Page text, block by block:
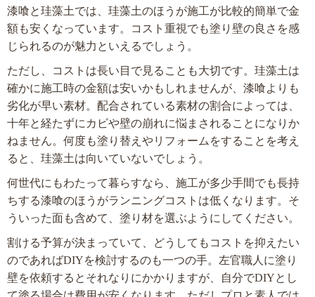
漆喰と珪藻土では、珪藻土のほうが施工が比較的簡単で金
額も安くなっています。コスト重視でも塗り壁の良さを感
じられるのが魅力といえるでしょう。
ただし、コストは長い目で見ることも大切です。珪藻土は
確かに施工時の金額は安いかもしれませんが、漆喰よりも
劣化が早い素材。配合されている素材の割合によっては、
十年と経たずにカビや壁の崩れに悩まされることになりか
ねません。何度も塗り替えやリフォームをすることを考え
ると、珪藻土は向いていないでしょう。
何世代にもわたって暮らすなら、施工が多少手間でも長持
ちする漆喰のほうがランニングコストは低くなります。そ
ういった面も含めて、塗り材を選ぶようにしてください。
割ける予算が決まっていて、どうしてもコストを抑えたい
のであればDIYを検討するのも一つの手。左官職人に塗り
壁を依頼するとそれなりにかかりますが、自分でDIYとし